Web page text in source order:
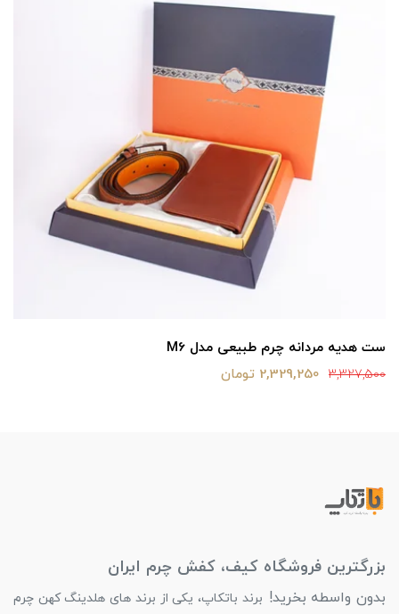
ست هدیه مردانه چرم طبیعی مدل M6
3,327,500 2,329,250 تومان
بزرگترین فروشگاه کیف، کفش چرم ایران
بدون واسطه بخرید! برند باتکاپ، یکی از برند های هلدینگ کهن چرم